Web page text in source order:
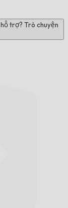
trợ? Trò chuyện